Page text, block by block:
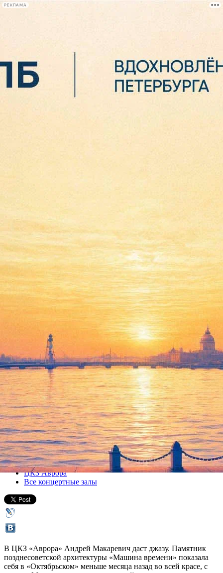
РЕКЛАМА
Сегодня:
Андрей Макаревич
11 декабря 2011, воскресенье,20.00
Версия для печати
Все концерты
ЦКЗ Аврора
Все концертные залы
В ЦКЗ «Аврора» Андрей Макаревич даст джазу. Памятник
позднесоветской архитектуры «Машина времени» показала
себя в «Октябрьском» меньше месяца назад во всей красе, с